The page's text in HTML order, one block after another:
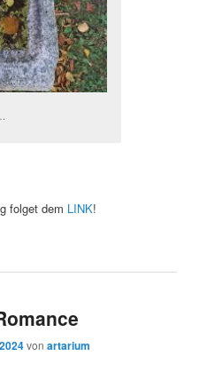
folget dem LINK!
vonartarium